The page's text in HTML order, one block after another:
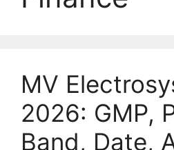
MV
2026: GMP,
Band, Date,